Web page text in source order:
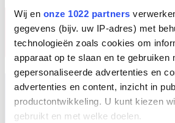
Wij en onze 1022 partners
gegevens (bijv. uw IP-adres) met
technologieën zoals cookies om
apparaat op te slaan en te gebruiken
gepersonaliseerde advertenties en
advertenties en content, inzicht in
productontwikkeling. U kunt kiezen
gebruikt en met welke doelen.